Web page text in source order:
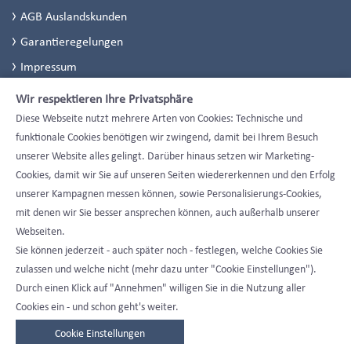
AGB Auslandskunden
Garantieregelungen
Impressum
Datenschutzerklärung
Datenschutzeinstellungen
Wir respektieren Ihre Privatsphäre
Diese Webseite nutzt mehrere Arten von Cookies: Technische und
funktionale Cookies benötigen wir zwingend, damit bei Ihrem Besuch
unserer Website alles gelingt. Darüber hinaus setzen wir Marketing-
Cookies, damit wir Sie auf unseren Seiten wiedererkennen und den Erfolg
unserer Kampagnen messen können, sowie Personalisierungs-Cookies,
mit denen wir Sie besser ansprechen können, auch außerhalb unserer
Webseiten.
Sie können jederzeit - auch später noch - festlegen, welche Cookies Sie
zulassen und welche nicht (mehr dazu unter "Cookie Einstellungen").
Durch einen Klick auf "Annehmen" willigen Sie in die Nutzung aller
Cookies ein - und schon geht's weiter.
Cookie Einstellungen